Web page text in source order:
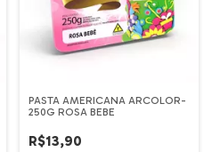
PASTA AMERICANA ARCOLOR-
250G ROSA BEBE
R$13,90